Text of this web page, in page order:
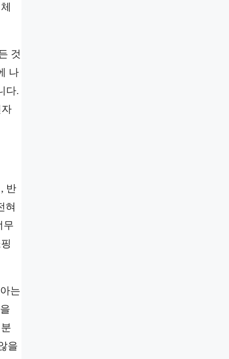
것
나
다.
반
혀
무
는
을